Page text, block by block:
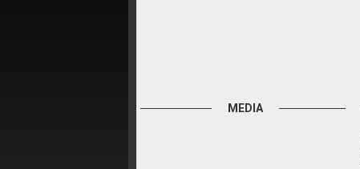
MEDIA